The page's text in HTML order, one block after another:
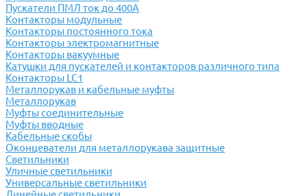
Пускатели ПМЛ ток до 400А
Контакторы модульные
Контакторы постоянного тока
Контакторы электромагнитные
Контакторы вакуумные
Катушки для пускателей и контакторов различного типа
Контакторы LC1
Металлорукав и кабельные муфты
Металлорукав
Муфты соединительные
Муфты вводные
Кабельные скобы
Оконцеватели для металлорукава защитные
Светильники
Уличные светильники
Универсальные светильники